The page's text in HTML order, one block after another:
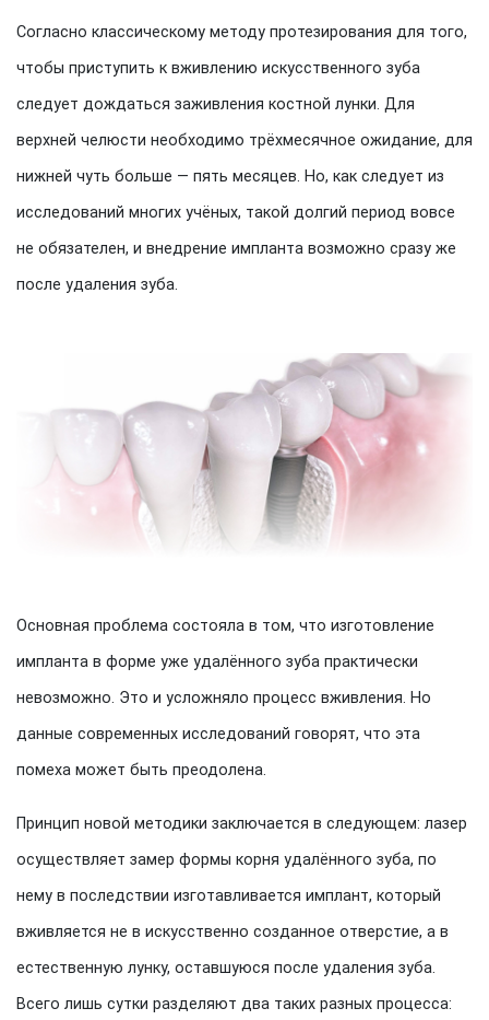
Согласно классическому методу протезирования для того,
чтобы приступить к вживлению искусственного зуба
следует дождаться заживления костной лунки. Для
верхней челюсти необходимо трёхмесячное ожидание, для
нижней чуть больше — пять месяцев. Но, как следует из
исследований многих учёных, такой долгий период вовсе
не обязателен, и внедрение импланта возможно сразу же
после удаления зуба.
Основная проблема состояла в том, что изготовление
импланта в форме уже удалённого зуба практически
невозможно. Это и усложняло процесс вживления. Но
данные современных исследований говорят, что эта
помеха может быть преодолена.
Принцип новой методики заключается в следующем: лазер
осуществляет замер формы корня удалённого зуба, по
нему в последствии изготавливается имплант, который
вживляется не в искусственно созданное отверстие, а в
естественную лунку, оставшуюся после удаления зуба.
Всего лишь сутки разделяют два таких разных процесса: